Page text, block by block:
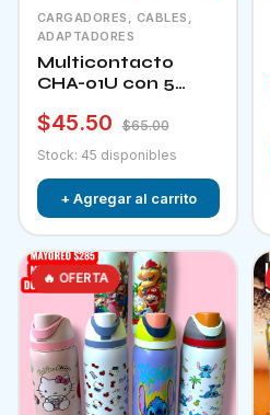
CARGADORES, CABLES,
ADAPTADORES
Multicontacto
CHA-01U con 5
puertos usb e
$45.50
$65.00
Stock: 45 disponibles
+ Agregar al carrito
🔥 OFERTA